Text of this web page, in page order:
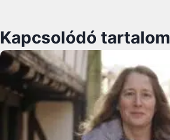
Kapcsolódó tartalom